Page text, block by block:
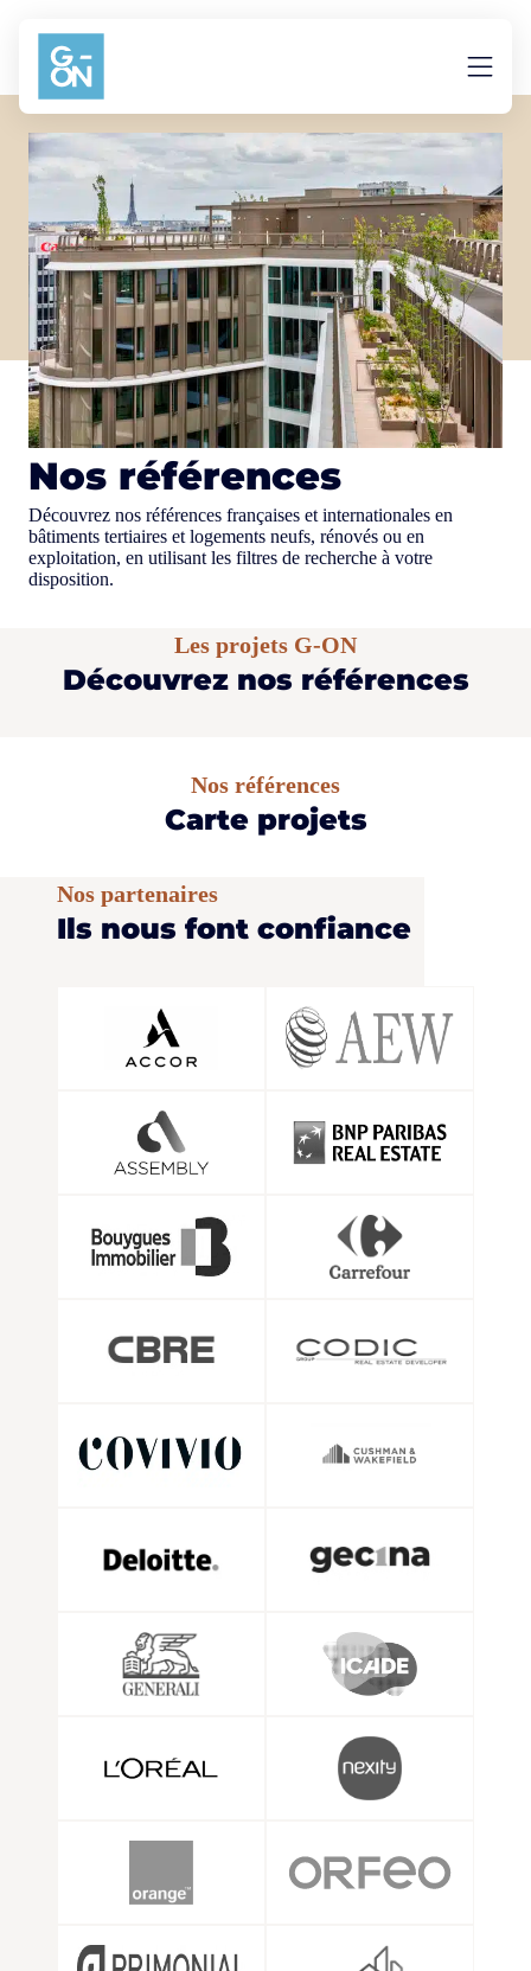
Aller au contenu
Nos références
Découvrez nos références françaises et internationales en
bâtiments tertiaires et logements neufs, rénovés ou en
exploitation, en utilisant les filtres de recherche à votre
disposition.
Les projets G-ON
Découvrez nos références
Nos références
Carte projets
Nos partenaires
Ils nous font confiance